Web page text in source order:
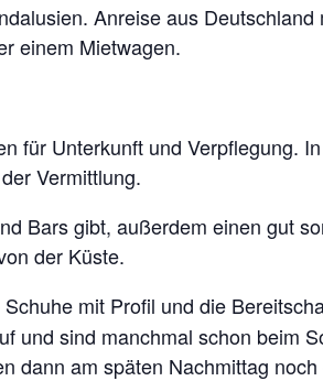
Anreise aus
einem Mietwagen.
für Unterkunft und Verpflegung.
Vermittlung.
Bars gibt, außerdem einen gut
der Küste.
mit Profil und die
und sind manchmal schon beim
dann am späten Nachmittag